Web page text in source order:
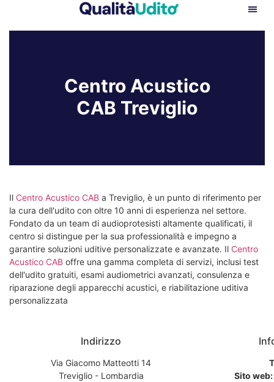
Centro Acustico
CAB Treviglio
Il Centro Acustico CAB a Treviglio, è un punto di riferimento per
la cura dell'udito con oltre 10 anni di esperienza nel settore.
Fondato da un team di audioprotesisti altamente qualificati, il
centro si distingue per la sua professionalità e impegno a
garantire soluzioni uditive personalizzate e avanzate. Il Centro
Acustico CAB offre una gamma completa di servizi, inclusi test
dell'udito gratuiti, esami audiometrici avanzati, consulenza e
riparazione degli apparecchi acustici, e riabilitazione uditiva
personalizzata
Indirizzo
Via Giacomo Matteotti 14
Treviglio - Lombardia
Sito web: